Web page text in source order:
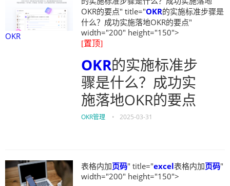
OKR
OKR的要点" title="OKR的实施标准步骤是
什么？成功实施落地OKR的要点"
width="200" height="150">
[置顶]
OKR的实施标准步
骤是什么？成功实
施落地OKR的要点
OKR管理 • 2025-03-31
表格内加页码" title="excel表格内加页码"
width="200" height="150">